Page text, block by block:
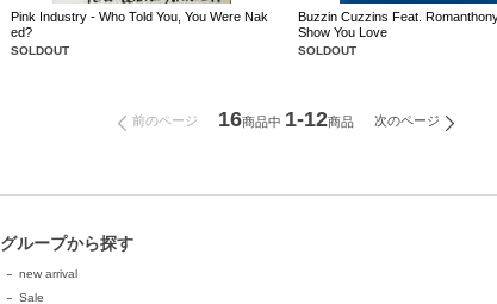
Pink Industry - Who Told You, You Were Nak
ed?
SOLDOUT
Buzzin Cuzzins Feat.
Show You Love
SOLDOUT
前のページ 16商品中 1-12商品
次のページ
グループから探す
new arrival
Sale